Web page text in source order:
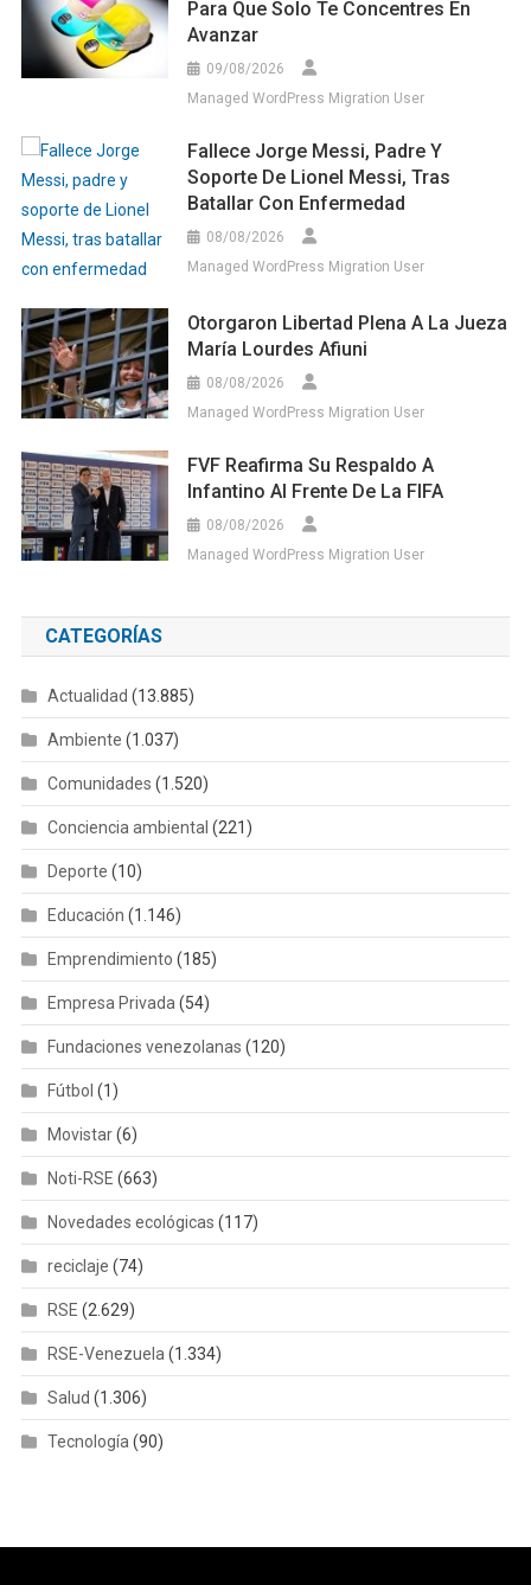
Para Que Solo Te Concentres En
Avanzar
09/08/2026
Managed WordPress Migration User
Fallece Jorge Messi, Padre Y
Soporte De Lionel Messi, Tras
Batallar Con Enfermedad
08/08/2026
Managed WordPress Migration User
Otorgaron Libertad Plena A La Jueza
María Lourdes Afiuni
08/08/2026
Managed WordPress Migration User
FVF Reafirma Su Respaldo A
Infantino Al Frente De La FIFA
08/08/2026
Managed WordPress Migration User
CATEGORÍAS
Actualidad (13.885)
Ambiente (1.037)
Comunidades (1.520)
Conciencia ambiental (221)
Deporte (10)
Educación (1.146)
Emprendimiento (185)
Empresa Privada (54)
Fundaciones venezolanas (120)
Fútbol (1)
Movistar(6)
Noti-RSE (663)
Novedades ecológicas (117)
reciclaje (74)
RSE (2.629)
RSE-Venezuela (1.334)
Salud (1.306)
Tecnología (90)